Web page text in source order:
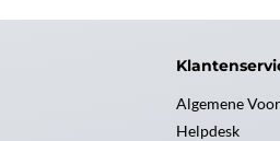
Algemene
Helpdesk